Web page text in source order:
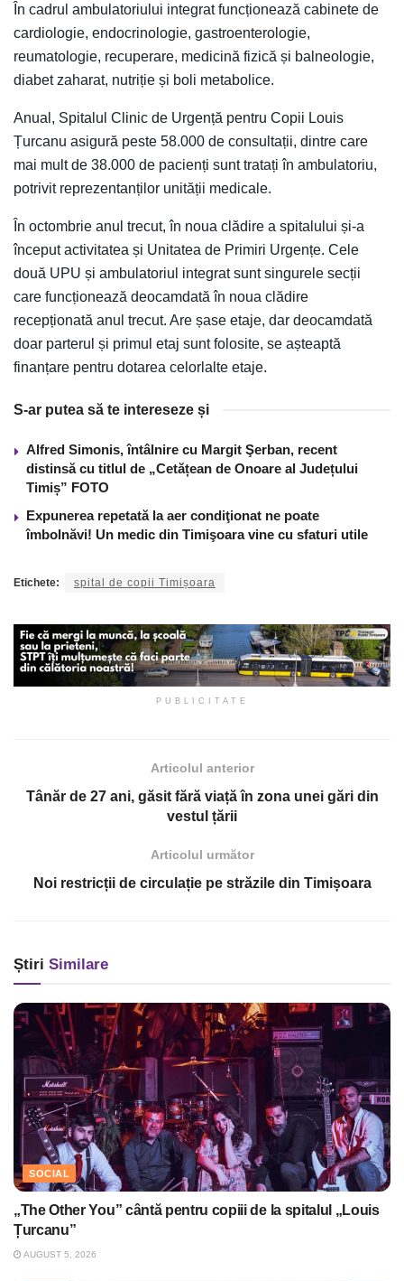
În cadrul ambulatoriului integrat funcționează cabinete de
cardiologie, endocrinologie, gastroenterologie,
reumatologie, recuperare, medicină fizică și balneologie,
diabet zaharat, nutriție și boli metabolice.
Anual, Spitalul Clinic de Urgență pentru Copii Louis
Țurcanu asigură peste 58.000 de consultații, dintre care
mai mult de 38.000 de pacienți sunt tratați în ambulatoriu,
potrivit reprezentanților unității medicale.
În octombrie anul trecut, în noua clădire a spitalului și-a
început activitatea și Unitatea de Primiri Urgențe. Cele
două UPU și ambulatoriul integrat sunt singurele secții
care funcționează deocamdată în noua clădire
recepționată anul trecut. Are șase etaje, dar deocamdată
doar parterul și primul etaj sunt folosite, se așteaptă
finanțare pentru dotarea celorlalte etaje.
S-ar putea să te intereseze și
Alfred Simonis, întâlnire cu Margit Şerban, recent
distinsă cu titlul de „Cetățean de Onoare al Județului
Timiș” FOTO
Expunerea repetată la aer condiţionat ne poate
îmbolnăvi! Un medic din Timişoara vine cu sfaturi utile
Etichete: spital de copii Timișoara
PUBLICITATE
Articolul anterior
Tânăr de 27 ani, găsit fără viață în zona unei gări din
vestul țării
Articolul următor
Noi restricții de circulație pe străzile din Timișoara
Știri Similare
SOCIAL
„The Other You” cântă pentru copiii de la spitalul „Louis
Țurcanu”
AUGUST 5, 2026